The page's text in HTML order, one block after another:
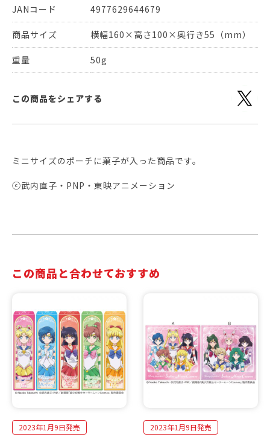
JANコード 4977629644679
商品サイズ 横幅160×高さ100×奥行き55（mm）
重量 50g
この商品をシェアする
ミニサイズのポーチに菓子が入った商品です。
ⓒ武内直子・PNP・東映アニメーション
この商品と合わせておすすめ
2023年1月9日発売 2023年1月9日発売